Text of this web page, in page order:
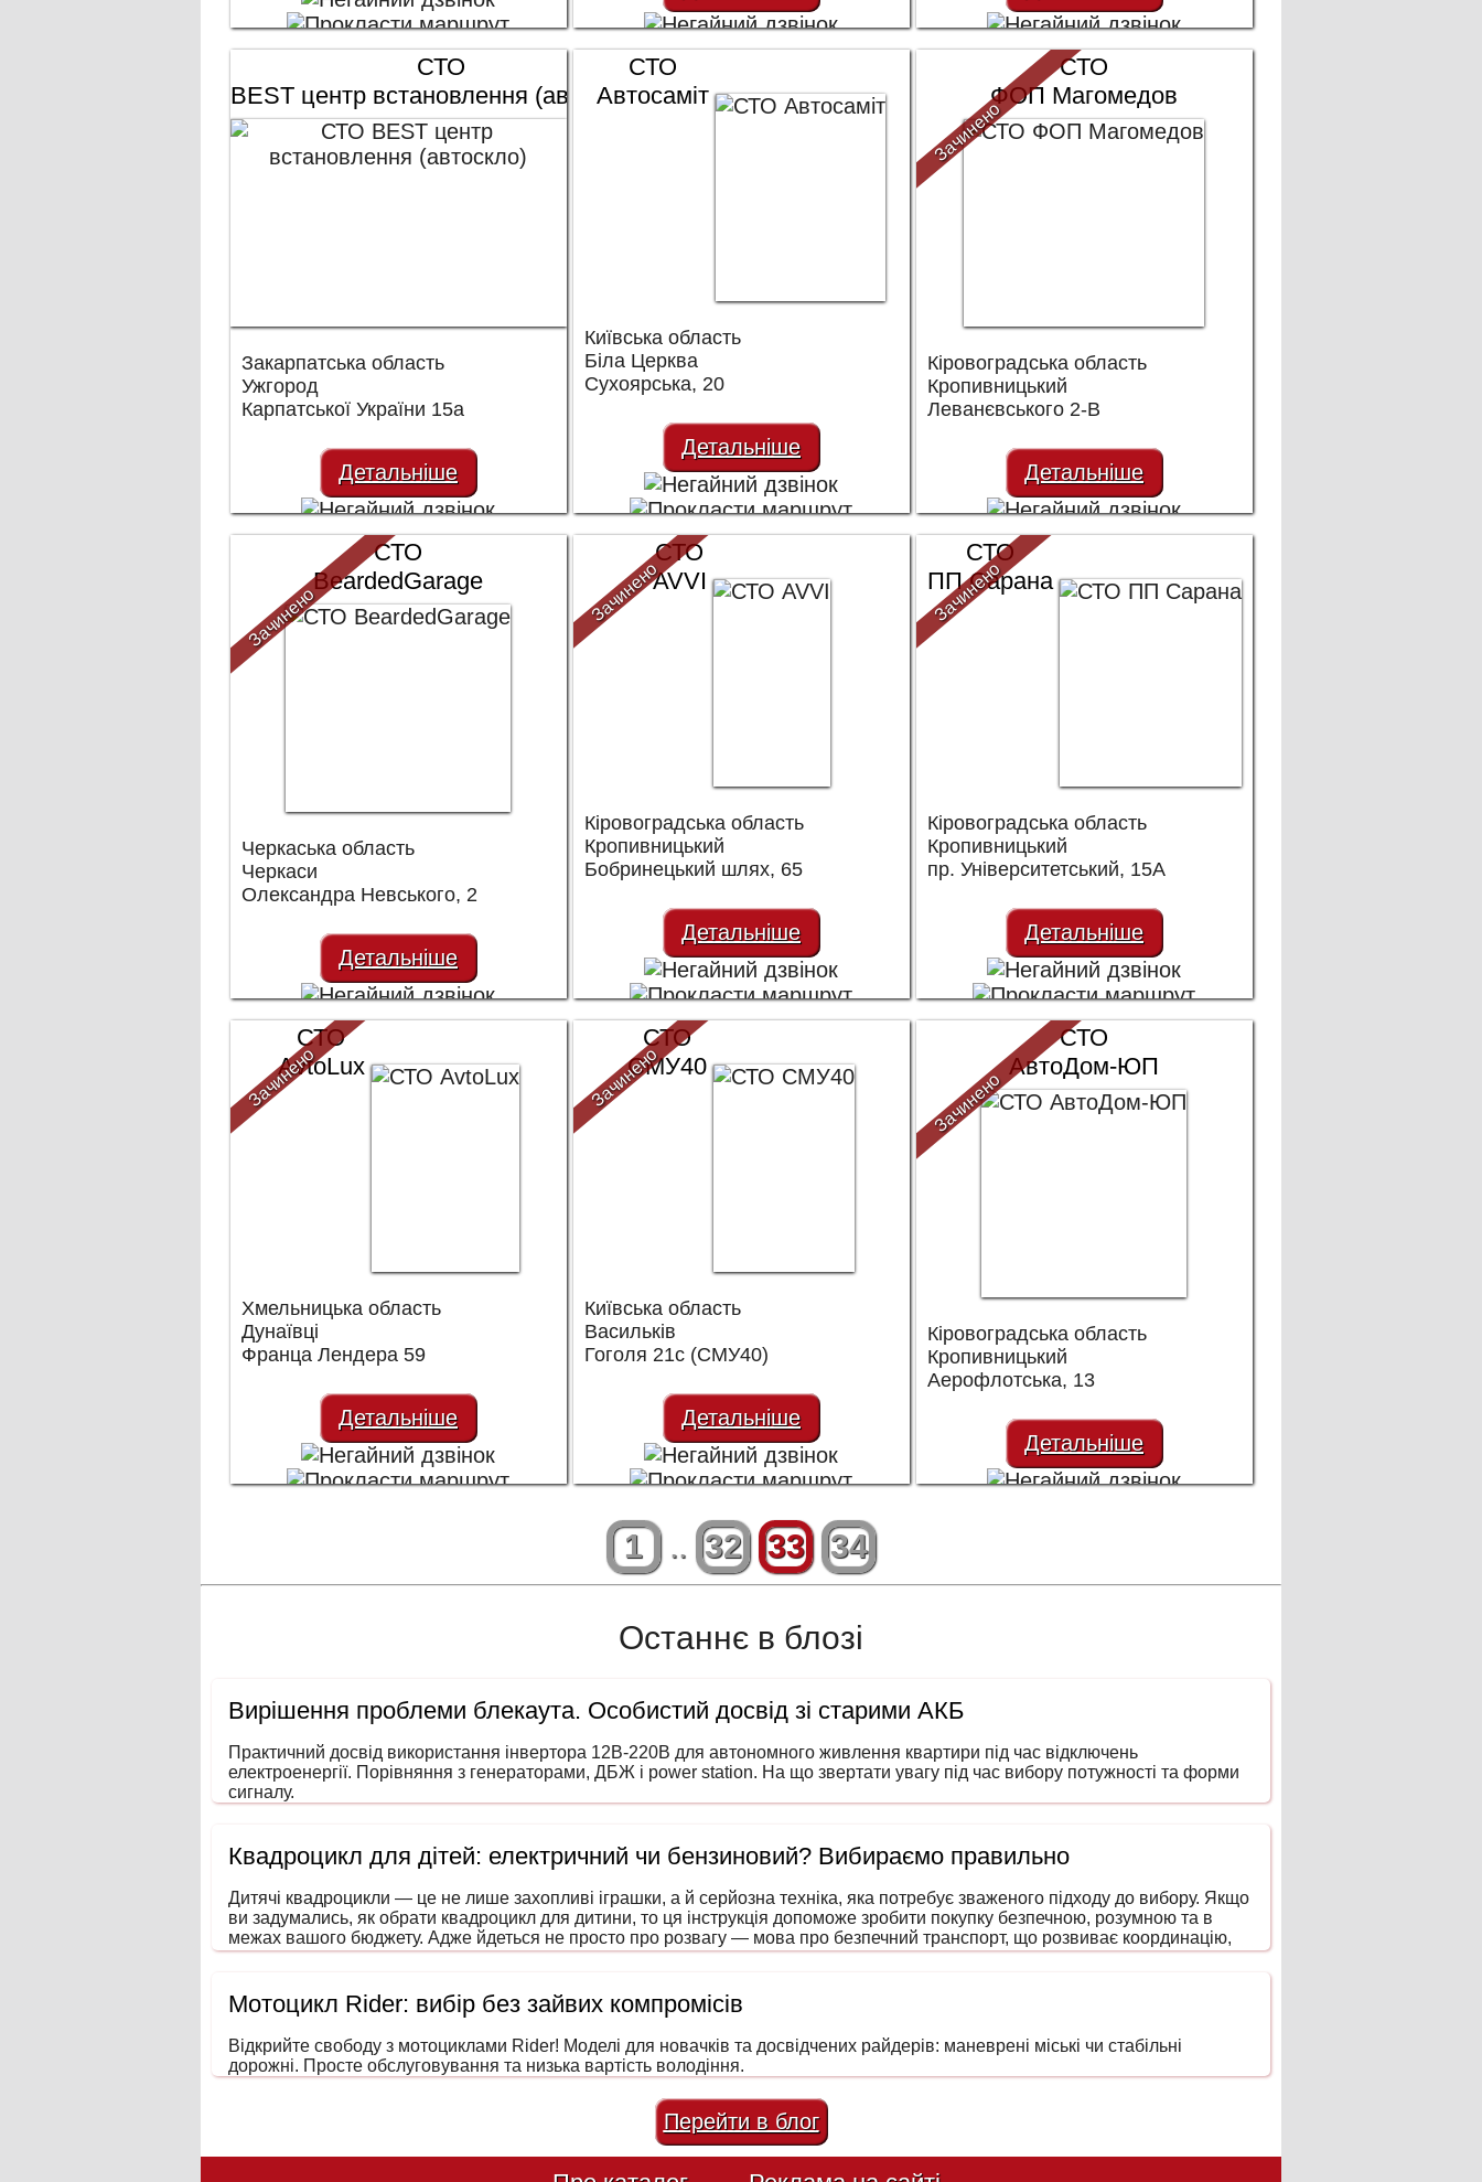
СТО
BEST центр встановлення (автоскло)
Закарпатська область
Ужгород
Карпатської України 15а
Детальніше
СТО
Автосаміт
Київська область
Біла Церква
Сухоярська, 20
Детальніше
СТО
ФОП Магомедов
Кіровоградська область
Кропивницький
Леванєвського 2-В
Детальніше
Зачинено
СТО
BeardedGarage
Черкаська область
Черкаси
Олександра Невського, 2
Детальніше
Зачинено
СТО
AVVI
Кіровоградська область
Кропивницький
Бобринецький шлях, 65
Детальніше
Зачинено
СТО
ПП Сарана
Кіровоградська область
Кропивницький
пр. Університетський, 15А
Детальніше
Зачинено
СТО
AvtoLux
Хмельницька область
Дунаївці
Франца Лендера 59
Детальніше
Зачинено
СТО
СМУ40
Київська область
Васильків
Гоголя 21с (СМУ40)
Детальніше
Зачинено
СТО
АвтоДом-ЮП
Кіровоградська область
Кропивницький
Аерофлотська, 13
Детальніше
Зачинено
1 .. 32 33 34
Останнє в блозі
Вирішення проблеми блекаута. Особистий досвід зі старими АКБ
Практичний досвід використання інвертора 12В-220В для автономного живлення квартири під час відключень
електроенергії. Порівняння з генераторами, ДБЖ і power station. На що звертати увагу під час вибору потужності та форми
сигналу.
Квадроцикл для дітей: електричний чи бензиновий? Вибираємо правильно
Дитячі квадроцикли — це не лише захопливі іграшки, а й серйозна техніка, яка потребує зваженого підходу до вибору. Якщо
ви задумались, як обрати квадроцикл для дитини, то ця інструкція допоможе зробити покупку безпечною, розумною та в
межах вашого бюджету. Адже йдеться не просто про розвагу — мова про безпечний транспорт, що розвиває координацію,
увагу та навички водіння ще змалечку.
Мотоцикл Rider: вибір без зайвих компромісів
Відкрийте свободу з мотоциклами Rider! Моделі для новачків та досвідчених райдерів: маневрені міські чи стабільні
дорожні. Просте обслуговування та низька вартість володіння.
Перейти в блог